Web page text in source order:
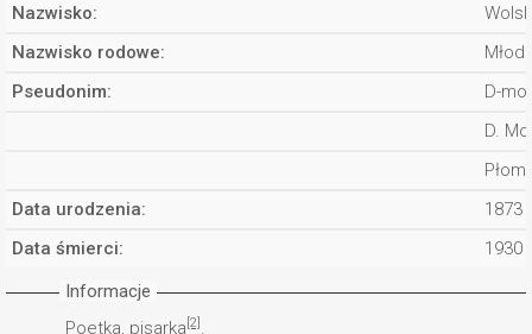
Nazwisko:
Nazwisko rodowe:
Pseudonim:
D-
D. Mol
Data urodzenia:
1873
Data śmierci:
1930
Informacje
Poetka, pisarka [2] .